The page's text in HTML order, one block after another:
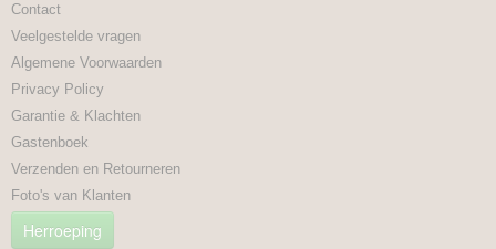
Contact
Veelgestelde vragen
Algemene Voorwaarden
Privacy Policy
Garantie & Klachten
Gastenboek
Verzenden en Retourneren
Foto's van Klanten
Herroeping